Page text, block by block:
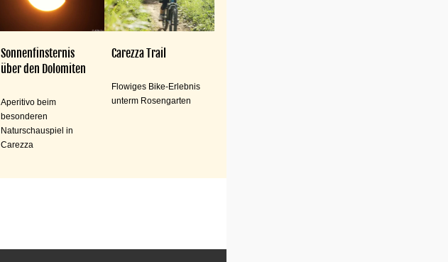
Sonnenfinsternis
über den Dolomiten
Aperitivo beim
besonderen
Naturschauspiel in
Carezza
Carezza Trail
Flowiges Bike-Erlebnis
unterm Rosengarten